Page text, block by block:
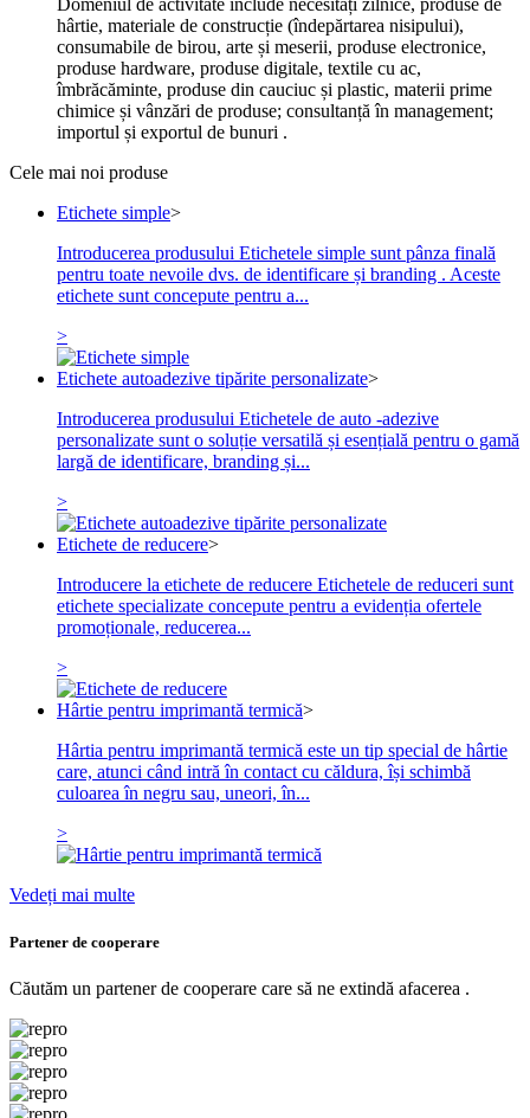
Domeniul de activitate include necesități zilnice, produse de
hârtie, materiale de construcție (îndepărtarea nisipului),
consumabile de birou, arte și meserii, produse electronice,
produse hardware, produse digitale, textile cu ac,
îmbrăcăminte, produse din cauciuc și plastic, materii prime
chimice și vânzări de produse; consultanță în management;
importul și exportul de bunuri .
Cele mai noi produse
Etichete simple>
Introducerea produsului Etichetele simple sunt pânza finală
pentru toate nevoile dvs. de identificare și branding . Aceste
etichete sunt concepute pentru a...
>
Etichete autoadezive tipărite personalizate>
Introducerea produsului Etichetele de auto -adezive
personalizate sunt o soluție versatilă și esențială pentru o gamă
largă de identificare, branding și...
>
Etichete de reducere>
Introducere la etichete de reducere Etichetele de reduceri sunt
etichete specializate concepute pentru a evidenția ofertele
promoționale, reducerea...
>
Hârtie pentru imprimantă termică>
Hârtia pentru imprimantă termică este un tip special de hârtie
care, atunci când intră în contact cu căldura, își schimbă
culoarea în negru sau, uneori, în...
>
Vedeți mai multe
Partener de cooperare
Căutăm un partener de cooperare care să ne extindă afacerea .